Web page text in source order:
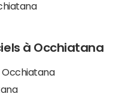
à Occhiatana
Occhiatana